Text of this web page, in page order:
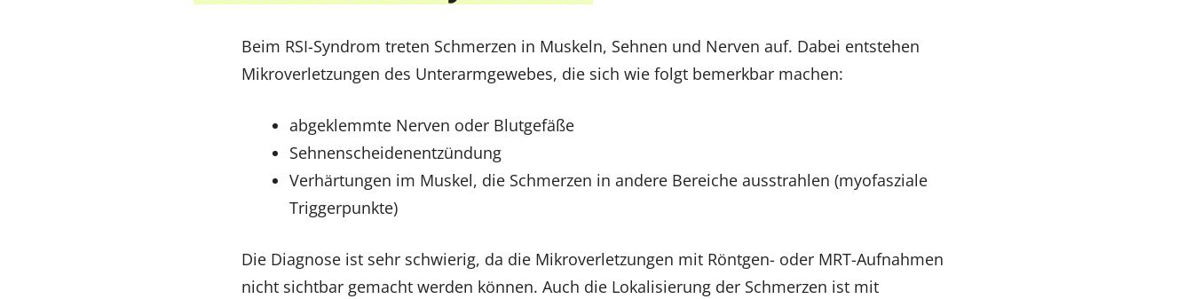
Beim RSI-Syndrom treten Schmerzen in Muskeln, Sehnen und Nerven auf. Dabei entstehen
Mikroverletzungen des Unterarmgewebes, die sich wie folgt bemerkbar machen:
abgeklemmte Nerven oder Blutgefäße
Sehnenscheidenentzündung
Verhärtungen im Muskel, die Schmerzen in andere Bereiche ausstrahlen (myofasziale
Triggerpunkte)
Die Diagnose ist sehr schwierig, da die Mikroverletzungen mit Röntgen- oder MRT-Aufnahmen
nicht sichtbar gemacht werden können. Auch die Lokalisierung der Schmerzen ist mit